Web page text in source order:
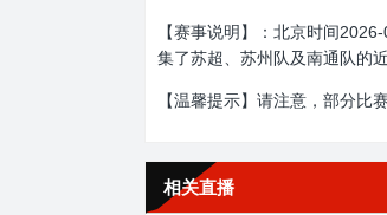
【赛事说明】：北京时间
集了苏超、苏州队及南通队的
【温馨提示】请注意，部分比
相关直播